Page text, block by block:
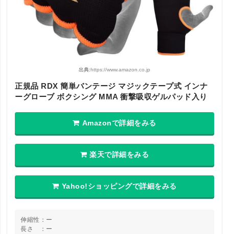
出典:https://www.amazon.co.jp
正規品 RDX 簡単バンテージ マジックテープ式 インナ
ーグローブ ボクシング MMA 衝撃吸収ゲルパッド入り
Amazonで詳細をみる
楽天で詳細をみる
Yahoo!ショッピングで詳細をみる
伸縮性：ー
長さ ：ー